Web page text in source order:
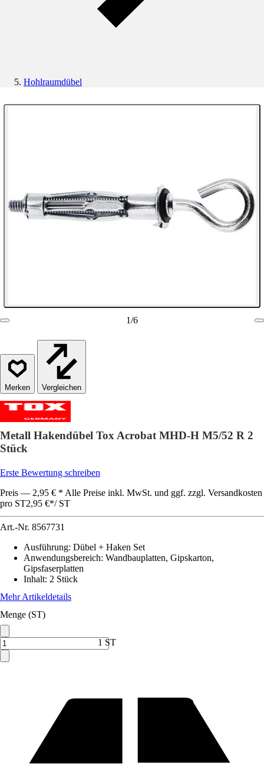
Hohlraumdübel
1/6
Vergleichen
Metall Hakendübel Tox Acrobat MHD-H M5/52 R 2
Stück
Erste Bewertung schreiben
Preis — 2,95 € * Alle Preise inkl. MwSt. und ggf. zzgl. Versandkosten
pro ST2,95 €*/ ST
Art.-Nr. 8567731
Ausführung: Dübel + Haken Set
Anwendungsbereich: Wandbauplatten, Gipskarton,
Gipsfaserplatten
Inhalt: 2 Stück
Mehr Artikeldetails
Menge (ST)
1 ST